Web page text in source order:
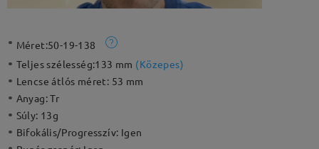
Méret:50-19-138
Teljes szélesség:133 mm (Közepes)
Lencse átlós méret: 53 mm
Anyag:Tr
Súly: 13g
Bifokális/Progresszív: Igen